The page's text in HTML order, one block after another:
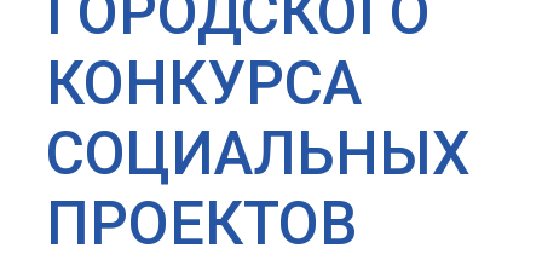
КОНКУРСА
СОЦИАЛЬНЫХ
ПРОЕКТОВ